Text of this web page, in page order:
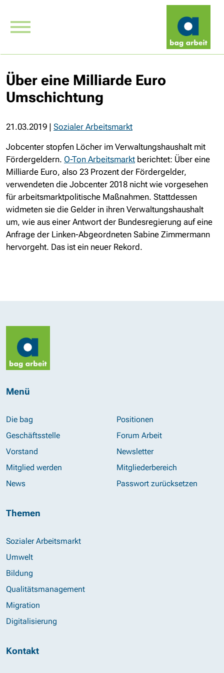
Über eine Milliarde Euro
Umschichtung
21.03.2019 | Sozialer Arbeitsmarkt
Jobcenter stopfen Löcher im Verwaltungshaushalt mit
Fördergeldern. O-Ton Arbeitsmarkt berichtet: Über eine
Milliarde Euro, also 23 Prozent der Fördergelder,
verwendeten die Jobcenter 2018 nicht wie vorgesehen
für arbeitsmarktpolitische Maßnahmen. Stattdessen
widmeten sie die Gelder in ihren Verwaltungshaushalt
um, wie aus einer Antwort der Bundesregierung auf eine
Anfrage der Linken-Abgeordneten Sabine Zimmermann
hervorgeht. Das ist ein neuer Rekord.
Menü
Die bag
Geschäftsstelle
Vorstand
Mitglied werden
News
Positionen
Forum Arbeit
Newsletter
Mitgliederbereich
Passwort zurücksetzen
Themen
Sozialer Arbeitsmarkt
Umwelt
Bildung
Qualitätsmanagement
Migration
Digitalisierung
Kontakt